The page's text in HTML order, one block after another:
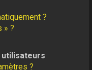
?
» ?
?